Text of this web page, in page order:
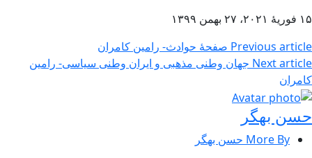
۱۵ فوریۀ ۲۰۲۱، ۲۷ بهمن ۱۳۹۹
Previous article صفحۀ حوادث- رامین کامران
Next article جهان وطنی مذهبی و ایران وطنی سیاسی- رامین
کامران
حسن بهگر
More By حسن بهگر